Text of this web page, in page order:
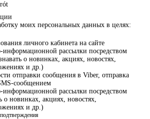
моих персональных данных в целях:
личного кабинета на сайте
информационной рассылки посредством
о новинках, акциях, новостях,
и др.)
отправки сообщения в Viber, отправка
сообщением
информационной рассылки посредством
о новинках, акциях, новостях,
и др.)